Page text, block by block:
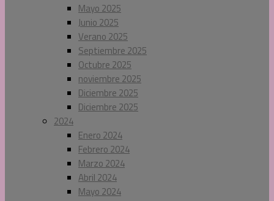
Mayo 2025
Junio 2025
Verano 2025
Septiembre 2025
Octubre 2025
noviembre 2025
Diciembre 2025
Diciembre 2025
2024
Enero 2024
Febrero 2024
Marzo 2024
Abril 2024
Mayo 2024